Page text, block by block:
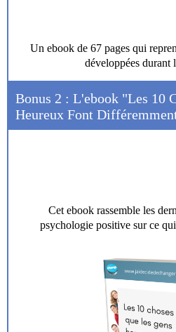
Un ebook de 67 pages qui
développées durant
Bonus 2 : L'ebook "Les 10
Heureux Font
Cet ebook rassemble les
psychologie positive sur ce